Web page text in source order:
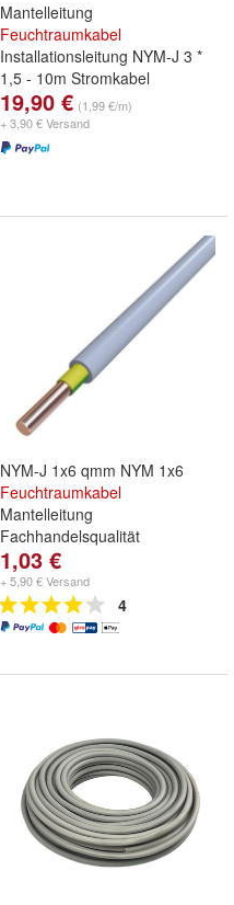
Mantelleitung
Feuchtraumkabel
Installationsleitung NYM-J 3 *
1,5 - 10m Stromkabel
19,90 € (1,99 €/m)
+ 3,90 € Versand
NYM-J 1x6 qmm NYM 1x6
Feuchtraumkabel
Mantelleitung
Fachhandelsqualität
1,03 €
+ 5,90 € Versand
4